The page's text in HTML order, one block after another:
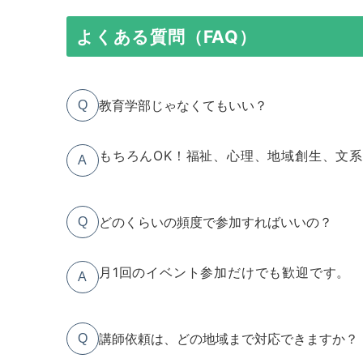
よくある質問（FAQ）
Q 教育学部じゃなくてもいい？
A もちろんOK！福祉、心理、地域創生、文
Q どのくらいの頻度で参加すればいいの？
A 月1回のイベント参加だけでも歓迎です。
Q 講師依頼は、どの地域まで対応できますか？